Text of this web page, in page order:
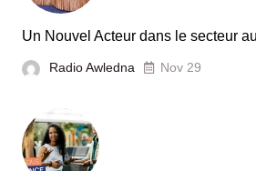
France
Un Nouvel Acteur dans le secteur
Radio Awledna Nov 29